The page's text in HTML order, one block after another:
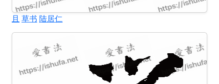
且 草书 陆居仁